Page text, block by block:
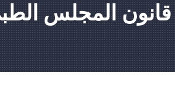
قانون المجلس